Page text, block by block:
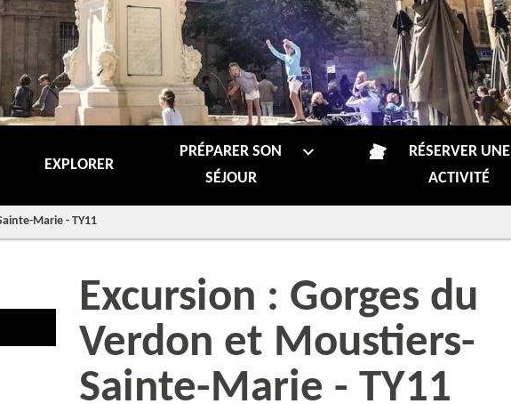
EXPLORER
PRÉPARER SON
SÉJOUR
RÉSERVER UNE
ACTIVITÉ
Marie - TY11
Excursion : Gorges du
Verdon et Moustiers-
Sainte-Marie - TY11